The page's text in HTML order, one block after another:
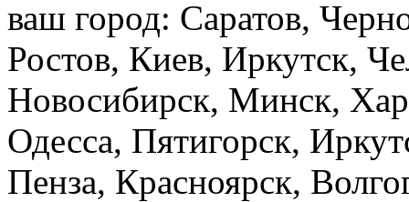
ваш город: Саратов,
Ростов, Киев, Иркутск,
Новосибирск, Минск,
Одесса, Пятигорск,
Пенза, Красноярск,